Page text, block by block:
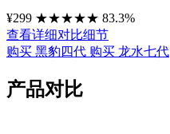
¥299 ★★★★★ 83.3%
查看详细对比细节
购买 黑豹四代 购买 龙水七代
产品对比